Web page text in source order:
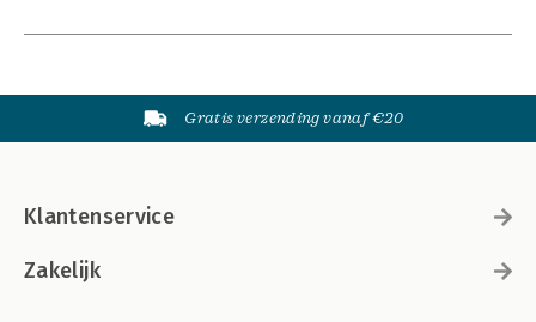
Gratis verzending vanaf €20
Klantenservice
Zakelijk